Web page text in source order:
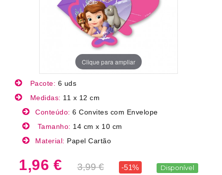
Clique para ampliar
Pacote: 6 uds
Medidas: 11 x 12 cm
Conteúdo: 6 Convites com Envelope
Tamanho: 14 cm x 10 cm
Material: Papel Cartão
1,96 € 3,99 € -51% Disponível